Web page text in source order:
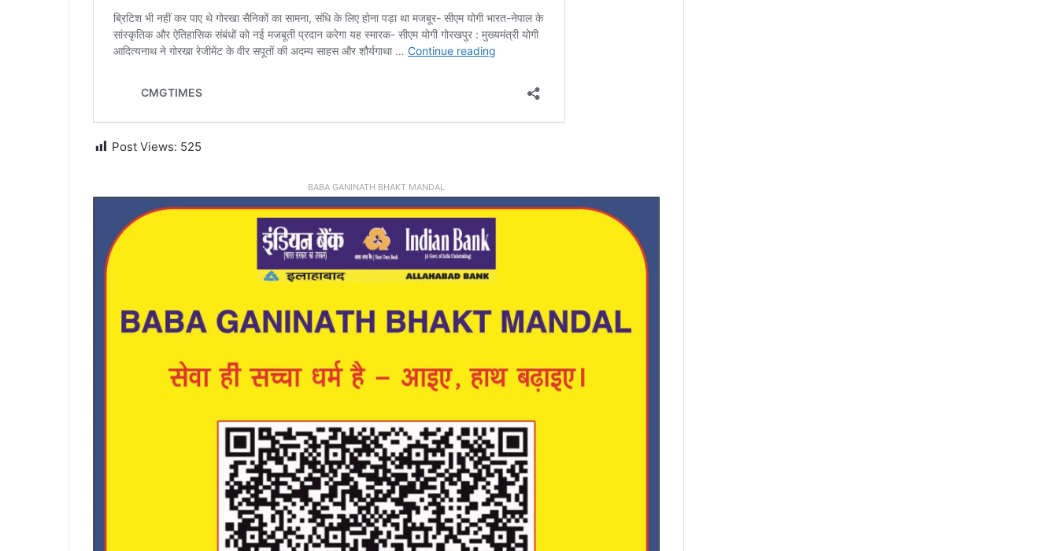
Post Views: 525
BABA GANINATH BHAKT MANDAL